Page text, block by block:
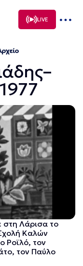
LIVE
στη Λάρισα το
Καλών
Ροϊλό, τον
τον Παύλο